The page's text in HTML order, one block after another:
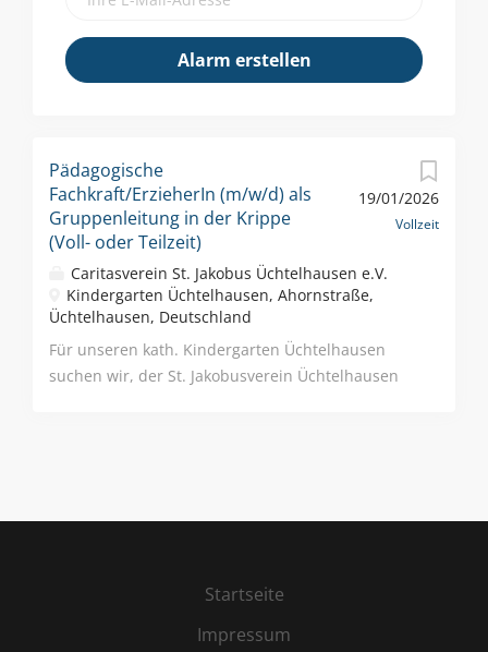
19/01/2026
Vollzeit
Pädagogische
Fachkraft/ErzieherIn (m/w/d) als
Gruppenleitung in der Krippe
(Voll- oder Teilzeit)
Caritasverein St. Jakobus Üchtelhausen e.V.
Kindergarten Üchtelhausen, Ahornstraße,
Üchtelhausen, Deutschland
Für unseren kath. Kindergarten Üchtelhausen
suchen wir, der St. Jakobusverein Üchtelhausen
Mittelpunkt Ihrer Arbeit Sie fühlen sich
Montessori zu Hause und haben Erfahrung mit
Startseite
Impressum